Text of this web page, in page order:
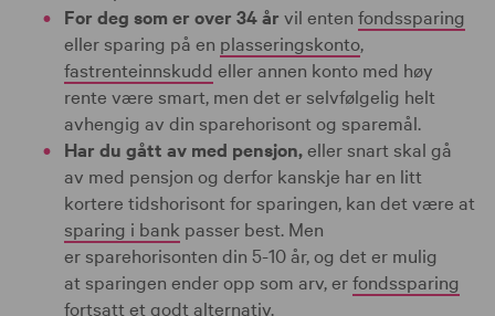
For deg som er over 34 år vil enten fondssparing
eller sparing på en plasseringskonto,
fastrenteinnskudd eller annen konto med høy
rente være smart, men det er selvfølgelig helt
avhengig av din sparehorisont og sparemål.
Har du gått av med pensjon,eller snart skal gå
av med pensjon og derfor kanskje har en litt
kortere tidshorisont for sparingen, kan det være at
sparing i bank passer best. Men
er sparehorisonten din 5-10 år, og det er mulig
at sparingen ender opp som arv, erfondssparing
fortsatt et godt alternativ.